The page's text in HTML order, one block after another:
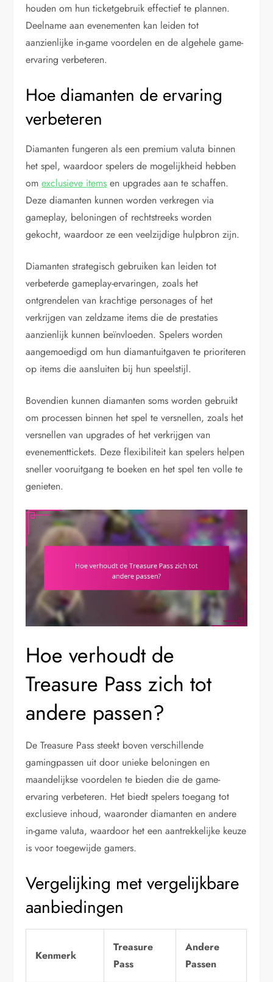
houden om hun ticketgebruik effectief te plannen.
Deelname aan evenementen kan leiden tot
aanzienlijke in-game voordelen en de algehele game-
ervaring verbeteren.
Hoe diamanten de ervaring
verbeteren
Diamanten fungeren als een premium valuta binnen
het spel, waardoor spelers de mogelijkheid hebben
omexclusieve items en upgrades aan te schaffen.
Deze diamanten kunnen worden verkregen via
gameplay, beloningen of rechtstreeks worden
gekocht, waardoor ze een veelzijdige hulpbron zijn.
Diamanten strategisch gebruiken kan leiden tot
verbeterde gameplay-ervaringen, zoals het
ontgrendelen van krachtige personages of het
verkrijgen van zeldzame items die de prestaties
aanzienlijk kunnen beïnvloeden. Spelers worden
aangemoedigd om hun diamantuitgaven te prioriteren
op items die aansluiten bij hun speelstijl.
Bovendien kunnen diamanten soms worden gebruikt
om processen binnen het spel te versnellen, zoals het
versnellen van upgrades of het verkrijgen van
evenementtickets. Deze flexibiliteit kan spelers helpen
sneller vooruitgang te boeken en het spel ten volle te
genieten.
Hoe verhoudt de
Treasure Pass zich tot
andere passen?
De Treasure Pass steekt boven verschillende
gamingpassen uit door unieke beloningen en
maandelijkse voordelen te bieden die de game-
ervaring verbeteren. Het biedt spelers toegang tot
exclusieve inhoud, waaronder diamanten en andere
in-game valuta, waardoor het een aantrekkelijke keuze
is voor toegewijde gamers.
Vergelijking met vergelijkbare
aanbiedingen
Kenmerk
Treasure
Pass
Andere
Passen